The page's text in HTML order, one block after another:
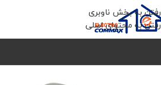
رفتن به بخش ناوبری
رفتن به محتوای اصلی